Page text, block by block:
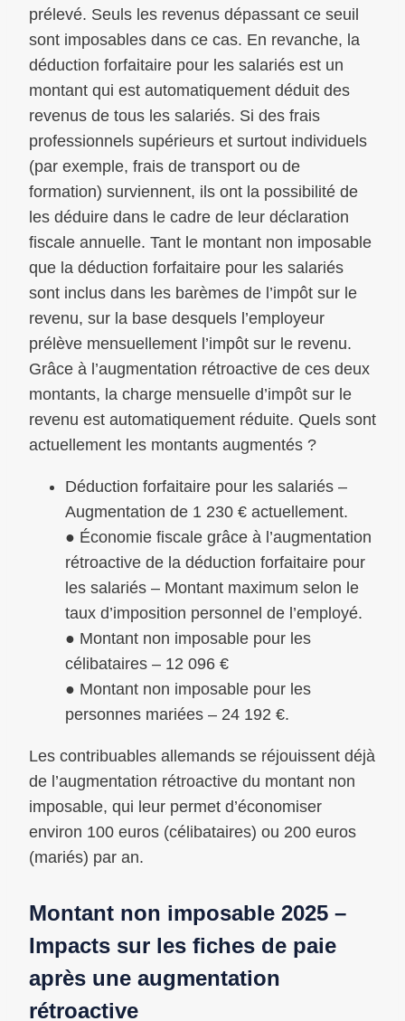
prélevé. Seuls les revenus dépassant ce seuil
sont imposables dans ce cas. En revanche, la
déduction forfaitaire pour les salariés est un
montant qui est automatiquement déduit des
revenus de tous les salariés. Si des frais
professionnels supérieurs et surtout individuels
(par exemple, frais de transport ou de
formation) surviennent, ils ont la possibilité de
les déduire dans le cadre de leur déclaration
fiscale annuelle. Tant le montant non imposable
que la déduction forfaitaire pour les salariés
sont inclus dans les barèmes de l’impôt sur le
revenu, sur la base desquels l’employeur
prélève mensuellement l’impôt sur le revenu.
Grâce à l’augmentation rétroactive de ces deux
montants, la charge mensuelle d’impôt sur le
revenu est automatiquement réduite. Quels sont
actuellement les montants augmentés ?
Déduction forfaitaire pour les salariés –
Augmentation de 1 230 € actuellement.
● Économie fiscale grâce à l’augmentation
rétroactive de la déduction forfaitaire pour
les salariés – Montant maximum selon le
taux d’imposition personnel de l’employé.
● Montant non imposable pour les
célibataires – 12 096 €
● Montant non imposable pour les
personnes mariées – 24 192 €.
Les contribuables allemands se réjouissent déjà
de l’augmentation rétroactive du montant non
imposable, qui leur permet d’économiser
environ 100 euros (célibataires) ou 200 euros
(mariés) par an.
Montant non imposable 2025 –
Impacts sur les fiches de paie
après une augmentation
rétroactive